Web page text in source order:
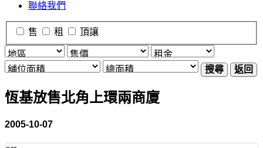
聯絡我們
售 租 頂讓
搜尋 返回
恆基放售北角上環兩商廈
2005-10-07